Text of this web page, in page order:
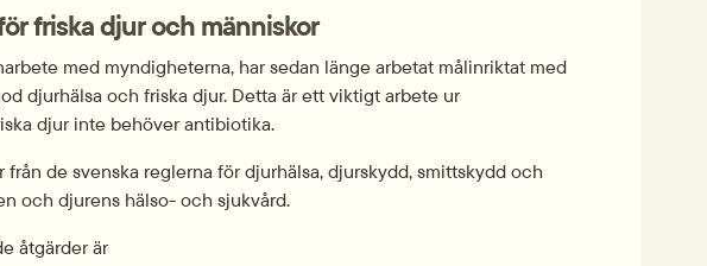
friska djur och människor
med myndigheterna, har sedan länge arbetat målinriktat med
djurhälsa och friska djur. Detta är ett viktigt arbete ur
djur inte behöver antibiotika.
de svenska reglerna för djurhälsa, djurskydd, smittskydd och
och djurens hälso- och sjukvård.
åtgärder är